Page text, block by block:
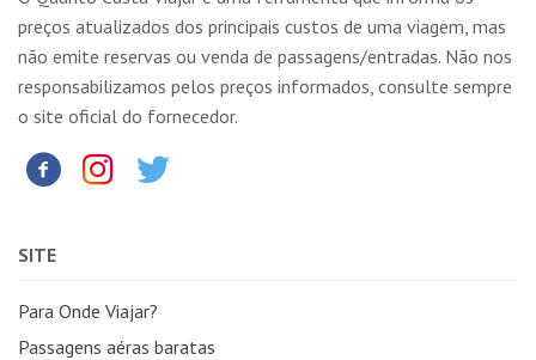
preços atualizados dos principais custos de uma viagem, mas
não emite reservas ou venda de passagens/entradas. Não nos
responsabilizamos pelos preços informados, consulte sempre
o site oficial do fornecedor.
SITE
Para Onde Viajar?
Passagens aéras baratas